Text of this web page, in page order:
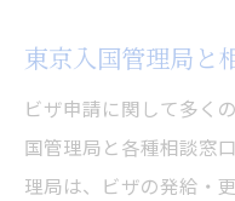
東京入国管理局と
ビザ申請に関して多く
国管理局と各種相談窓
理局は、ビザの発給・